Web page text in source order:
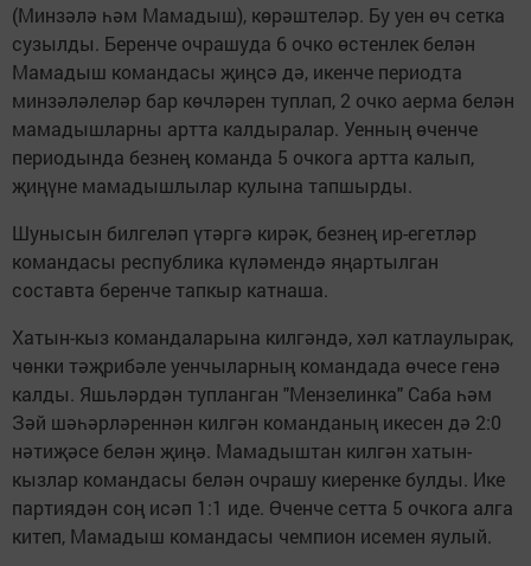
(Минзәлә һәм Мамадыш), көрәштеләр. Бу уен өч сетка
сузылды. Беренче очрашуда 6 очко өстенлек белән
Мамадыш командасы җиңсә дә, икенче периодта
минзәләлеләр бар көчләрен туплап, 2 очко аерма белән
мамадышларны артта калдыралар. Уенның өченче
периодында безнең команда 5 очкога артта калып,
җиңүне мамадышлылар кулына тапшырды.
Шунысын билгеләп үтәргә кирәк, безнең ир-егетләр
командасы республика күләмендә яңартылган
составта беренче тапкыр катнаша.
Хатын-кыз командаларына килгәндә, хәл катлаулырак,
чөнки тәҗрибәле уенчыларның командада өчесе генә
калды. Яшьләрдән тупланган "Мензелинка" Саба һәм
Зәй шәһәрләреннән килгән команданың икесен дә 2:0
нәтиҗәсе белән җиңә. Мамадыштан килгән хатын-
кызлар командасы белән очрашу киеренке булды. Ике
партиядән соң исәп 1:1 иде. Өченче сетта 5 очкога алга
китеп, Мамадыш командасы чемпион исемен яулый.